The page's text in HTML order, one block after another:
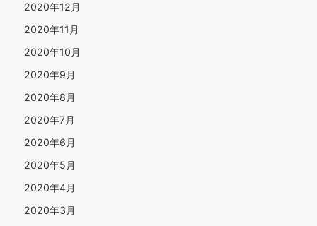
2020年12月
2020年11月
2020年10月
2020年9月
2020年8月
2020年7月
2020年6月
2020年5月
2020年4月
2020年3月